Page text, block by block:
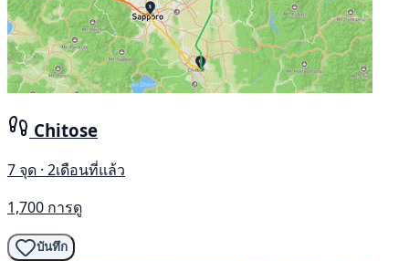
Chitose
7 จุด · 2เดือนที่แล้ว
1,700 การดู
บันทึก